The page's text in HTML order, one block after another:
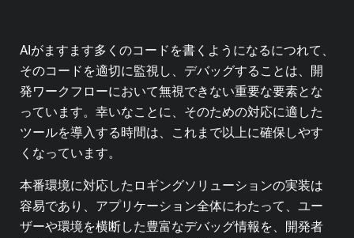
AIがますます多くのコードを書くようになるにつれて、
そのコードを適切に監視し、デバッグすることは、開
発ワークフローにおいて無視できない重要な要素とな
っています。幸いなことに、そのための対応に適した
ツールを導入する時間は、これまで以上に確保しやす
くなっています。
本番環境に対応したロギングソリューションの実装は
容易であり、アプリケーション全体にわたって、ユー
ザーや環境を横断した豊富なデバッグ情報を、開発者